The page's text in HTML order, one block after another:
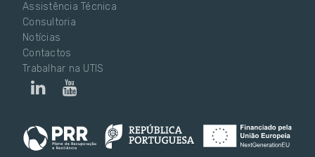
Assistência Técnica
Consultoria
Notícias
Contactos
Trabalhar na UTIS